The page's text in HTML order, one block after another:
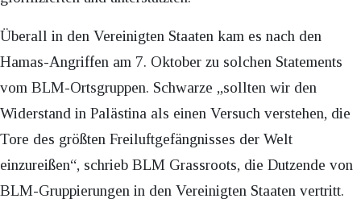
Überall in den Vereinigten Staaten kam es nach den
Hamas-Angriffen am 7. Oktober zu solchen Statements
vom BLM-Ortsgruppen. Schwarze „sollten wir den
Widerstand in Palästina als einen Versuch verstehen, die
Tore des größten Freiluftgefängnisses der Welt
einzureißen“, schrieb BLM Grassroots, die Dutzende von
BLM-Gruppierungen in den Vereinigten Staaten vertritt.